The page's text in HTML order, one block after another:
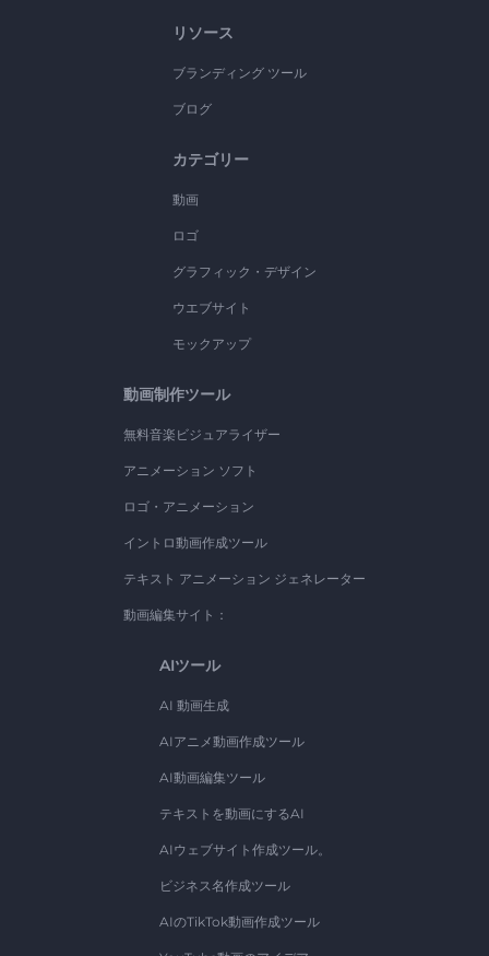
リソース
ブランディング ツール
ブログ
カテゴリー
動画
ロゴ
グラフィック・デザイン
ウエブサイト
モックアップ
動画制作ツール
無料音楽ビジュアライザー
アニメーション ソフト
ロゴ・アニメーション
イントロ動画作成ツール
テキスト アニメーション ジェネレーター
動画編集サイト：
AIツール
AI 動画生成
AIアニメ動画作成ツール
AI動画編集ツール
テキストを動画にするAI
AIウェブサイト作成ツール。
ビジネス名作成ツール
AIのTikTok動画作成ツール